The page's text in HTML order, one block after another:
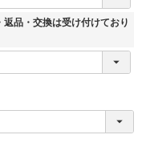
品・交換は受け付けており